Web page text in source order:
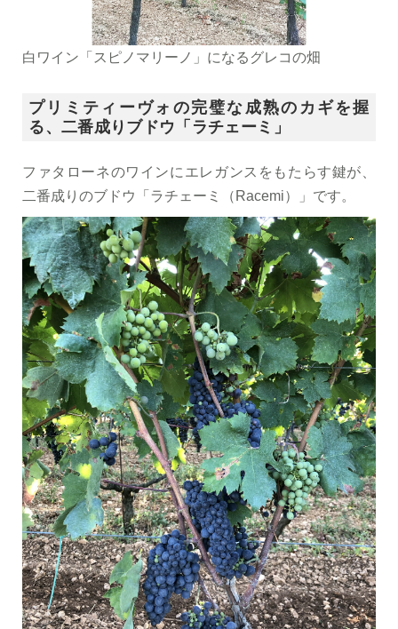
白ワイン「スピノマリーノ」になるグレコの畑
プリミティーヴォの完璧な成熟のカギを握
る、二番成りブドウ「ラチェーミ」
ファタローネのワインにエレガンスをもたらす鍵が、
二番成りのブドウ「ラチェーミ（Racemi）」です。